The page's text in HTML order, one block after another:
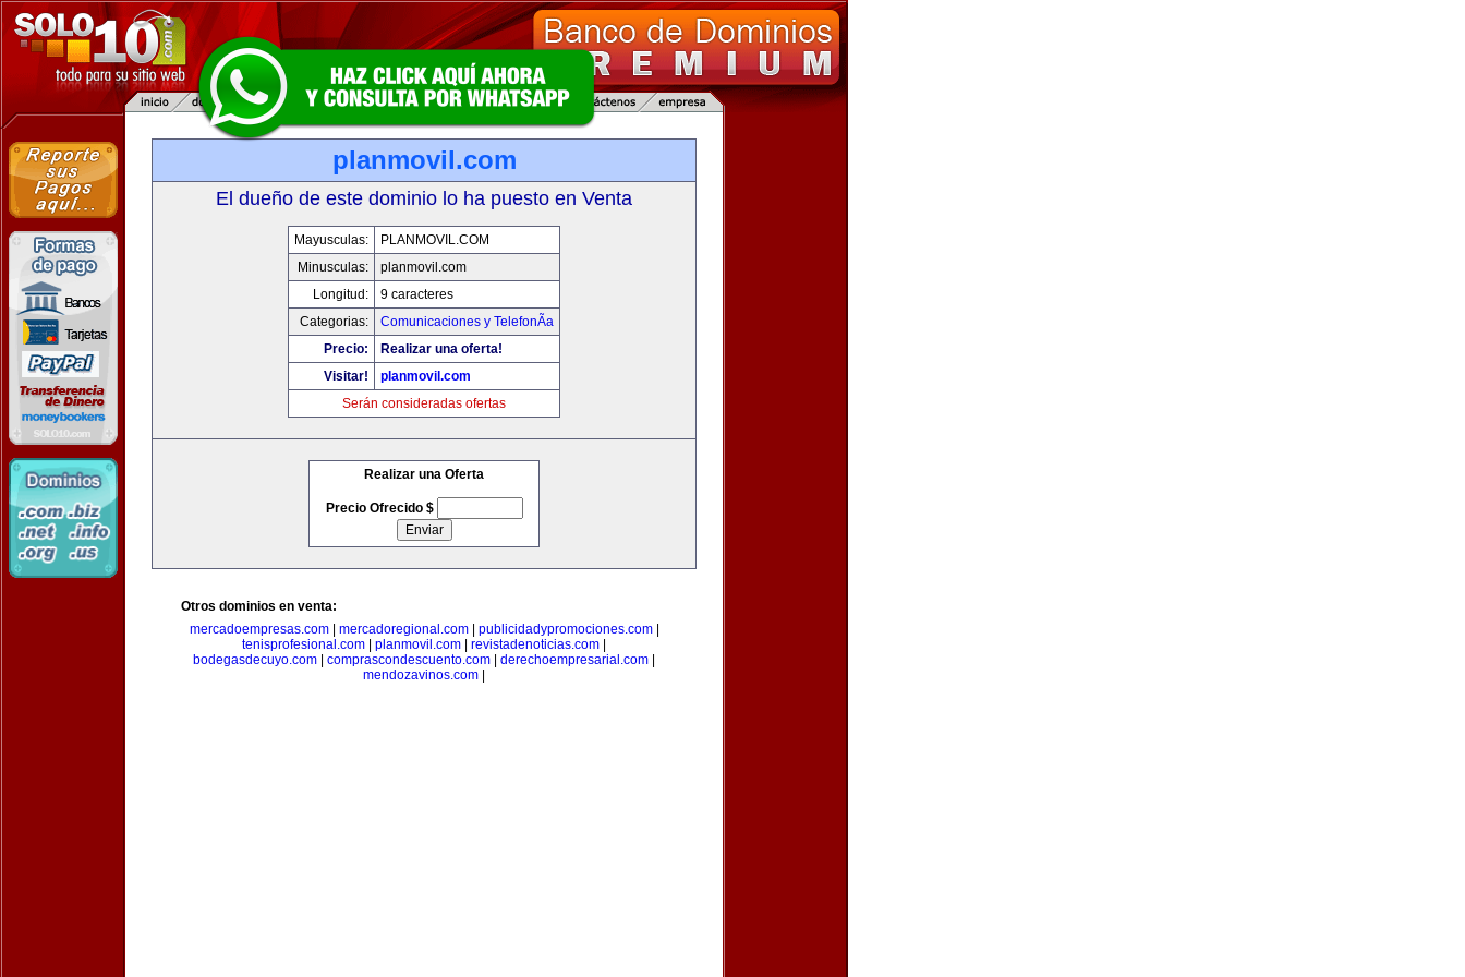
planmovil.com
El dueño de este dominio lo ha puesto en Venta
Mayusculas:
PLANMOVIL.COM
Minusculas:
planmovil.com
Longitud:
9 caracteres
Categorias:
Comunicaciones y TelefonÃ­a
Precio:
Realizar una oferta!
Visitar!
planmovil.com
Serán consideradas ofertas
Realizar una Oferta
Precio Ofrecido $
Otros dominios en venta:
mercadoempresas.com| mercadoregional.com| publicidadypromociones.com|
tenisprofesional.com
planmovil.com revistadenoticias.com
bodegasdecuyo.com
comprascondescuento.com derechoempresarial.com
mendozavinos.com